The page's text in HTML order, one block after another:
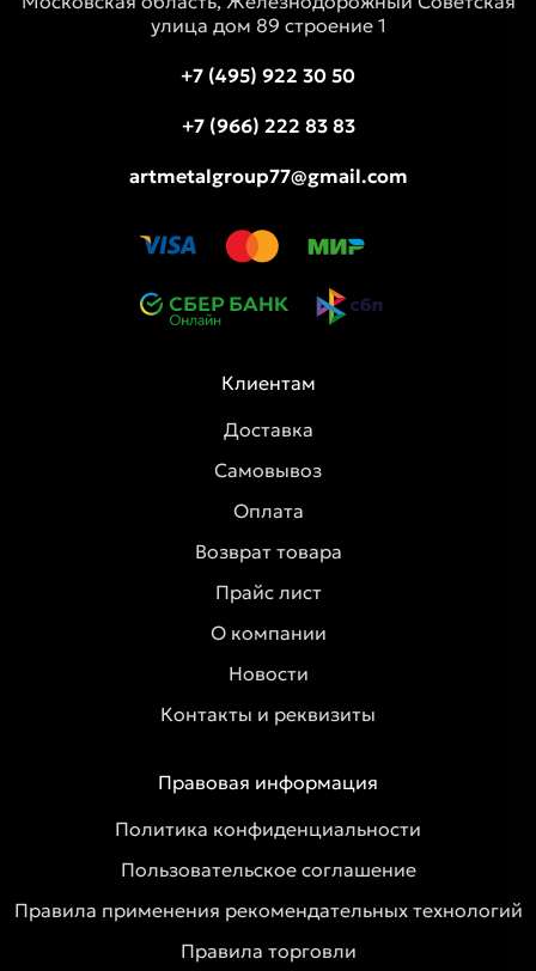
улица дом 89 строение 1
+7 (495) 922 30 50
+7 (966) 222 83 83
artmetalgroup77@gmail.com
Клиентам
Доставка
Самовывоз
Оплата
Возврат товара
Прайс лист
О компании
Новости
Контакты и реквизиты
Правовая информация
Политика конфиденциальности
Пользовательское соглашение
Правила применения рекомендательных технологий
Правила торговли